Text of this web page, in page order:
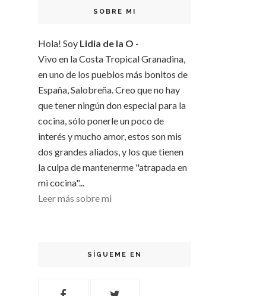
SOBRE MI
Hola! Soy Lidia de la O -
Vivo en la Costa Tropical Granadina,
en uno de los pueblos más bonitos de
España, Salobreña. Creo que no hay
que tener ningún don especial para la
cocina, sólo ponerle un poco de
interés y mucho amor, estos son mis
dos grandes aliados, y los que tienen
la culpa de mantenerme "atrapada en
mi cocina"...
Leer más sobre mi
SÍGUEME EN